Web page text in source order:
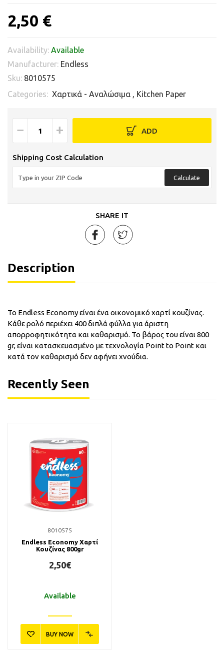
2,50 €
Availability: Available
Manufacturer: Endless
Sku: 8010575
Categories: Χαρτικά - Αναλώσιμα , Kitchen Paper
− + ADD
Shipping Cost Calculation
Calculate
SHARE IT
Description
To Endless Economy είναι ένα οικονομικό χαρτί κουζίνας.
Κάθε ρολό περιέχει 400 διπλά φύλλα για άριστη
απορροφητικότητα και καθαρισμό. Το βάρος του είναι 800
gr, είναι κατασκευασμένο με τεχνολογία Point to Point και
κατά τον καθαρισμό δεν αφήνει χνούδια.
Recently Seen
8010575
Endless Economy Χαρτί
Κουζίνας 800gr
2,50€
Available
BUY NOW